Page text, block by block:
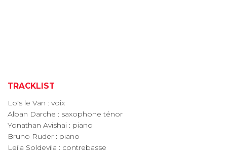
TRACKLIST
Loïs le Van : voix
Alban Darche : saxophone ténor
Yonathan Avishai : piano
Bruno Ruder : piano
Leïla Soldevila : contrebasse